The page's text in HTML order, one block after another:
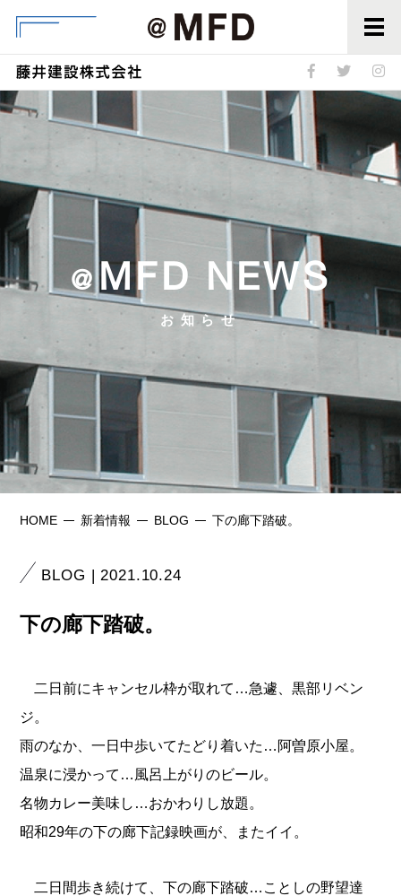
@ MFD NEWS
お知らせ
HOME 新着情報 BLOG 下の廊下踏破。
BLOG | 2021.10.24
下の廊下踏破。
二日前にキャンセル枠が取れて…急遽、黒部リベン
ジ。
雨のなか、一日中歩いてたどり着いた…阿曽原小屋。
温泉に浸かって…風呂上がりのビール。
名物カレー美味し…おかわりし放題。
昭和29年の下の廊下記録映画が、またイイ。
二日間歩き続けて、下の廊下踏破…ことしの野望達